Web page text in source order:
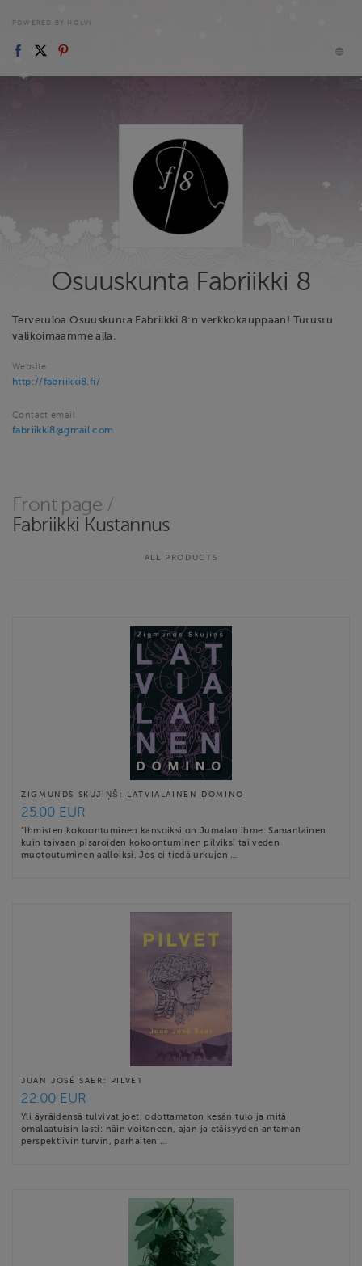
POWERED BY HOLVI
Osuuskunta Fabriikki 8
Tervetuloa Osuuskunta Fabriikki 8:n verkkokauppaan! Tutustu
valikoimaamme alla.
Website
http://fabriikki8.fi/
Contact email
fabriikki8@gmail.com
Front page /
Fabriikki Kustannus
ALL PRODUCTS
ZIGMUNDS SKUJIŅŠ: LATVIALAINEN DOMINO
25.00 EUR
”Ihmisten kokoontuminen kansoiksi on Jumalan ihme. Samanlainen
kuin taivaan pisaroiden kokoontuminen pilviksi tai veden
muotoutuminen aalloiksi. Jos ei tiedä urkujen …
JUAN JOSÉ SAER: PILVET
22.00 EUR
Yli äyräidensä tulvivat joet, odottamaton kesän tulo ja mitä
omalaatuisin lasti: näin voitaneen, ajan ja etäisyyden antaman
perspektiivin turvin, parhaiten …